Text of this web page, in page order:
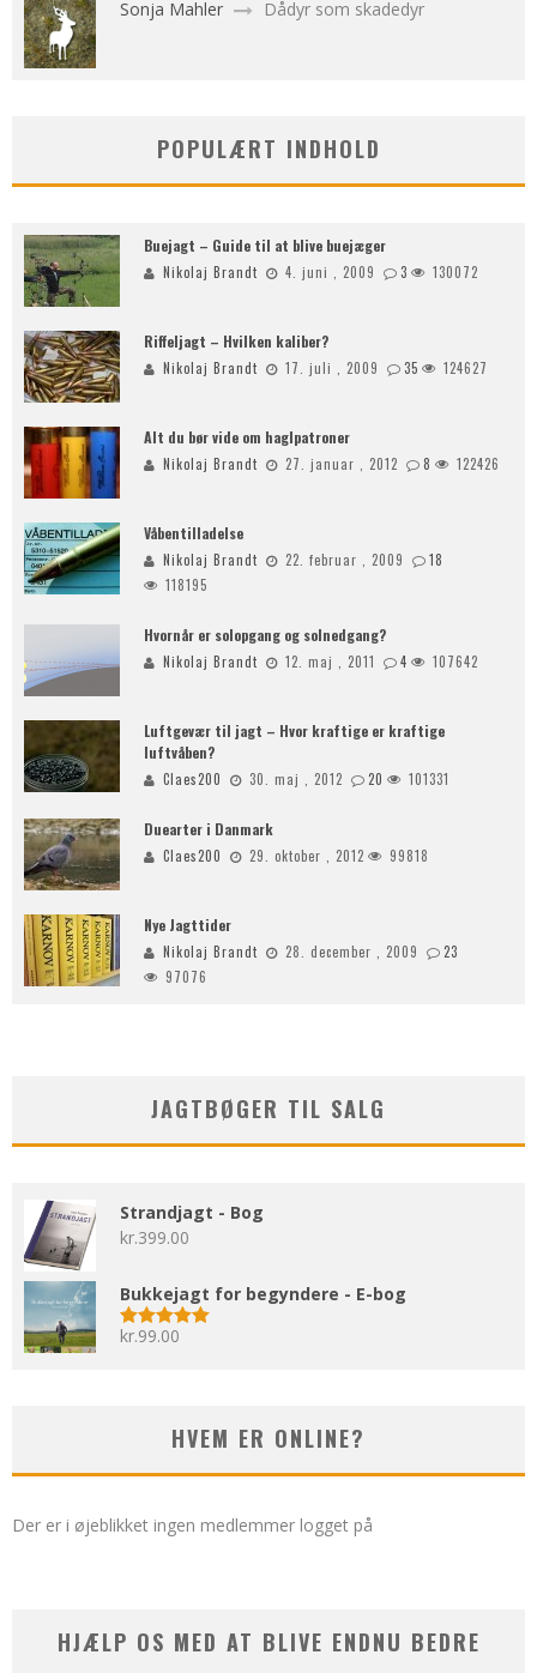
Sonja Mahler Dådyr som skadedyr
POPULÆRT INDHOLD
Buejagt – Guide til at blive buejæger
Nikolaj Brandt 4. juni , 2009 3 130072
Riffeljagt – Hvilken kaliber?
Nikolaj Brandt 17. juli , 2009 35 124627
Alt du bør vide om haglpatroner
Nikolaj Brandt 27. januar , 2012 8 122426
Våbentilladelse
Nikolaj Brandt 22. februar , 2009
18
118195
Hvornår er solopgang og solnedgang?
Nikolaj Brandt 12. maj , 2011 4 107642
Luftgevær til jagt – Hvor kraftige er kraftige
luftvåben?
Claes200 30. maj , 2012 20 101331
Duearter i Danmark
Claes200 29. oktober , 2012 99818
Nye Jagttider
Nikolaj Brandt 28. december , 2009
23
97076
JAGTBØGER TIL SALG
Strandjagt - Bog
kr.399.00
Bukkejagt for begyndere - E-bog
Vurderet
kr.99.00
HVEM ER ONLINE?
Der er i øjeblikket ingen medlemmer logget på
HJÆLP OS MED AT BLIVE ENDNU BEDRE